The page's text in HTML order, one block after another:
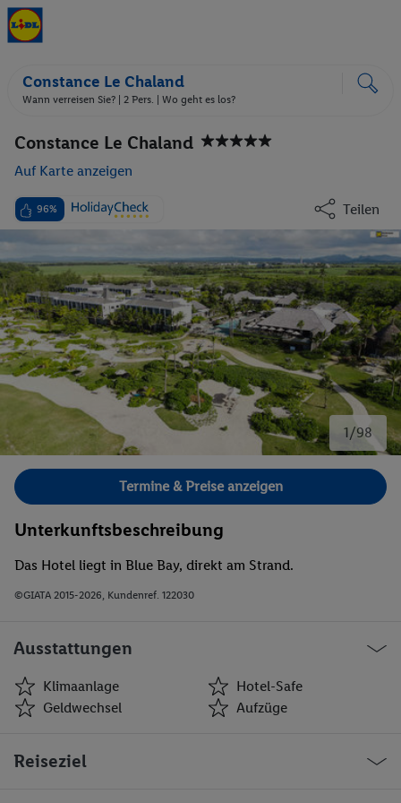
Constance Le Chaland
Wann verreisen Sie? | 2 Pers. | Wo geht es los?
Constance Le Chaland
Auf Karte anzeigen
96% Teilen
1/98
Bild 1 von 98.
Termine & Preise anzeigen
Unterkunftsbeschreibung
Das Hotel liegt in Blue Bay, direkt am Strand.
©GIATA 2015-2026, Kundenref. 122030
Ausstattungen
Klimaanlage
Hotel-Safe
Geldwechsel
Aufzüge
Geldwechsel
Reiseziel